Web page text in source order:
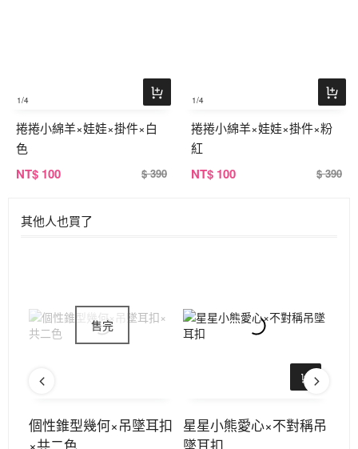
1/4
捲捲小綿羊×娃娃×掛件×白
色
NT$ 100 $ 390
1/4
捲捲小綿羊×娃娃×掛件×粉
紅
NT$ 100 $ 390
其他人也買了
個性錐型幾何×吊墜耳扣
×共二色
星星小熊愛心×不對稱吊
墜耳扣